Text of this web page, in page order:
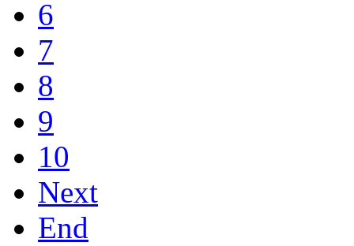
6
7
8
9
10
Next
End